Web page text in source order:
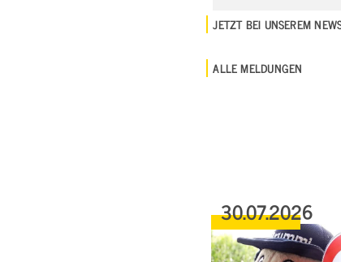
JETZT BEI UNSEREM
ALLE MELDUNGEN
30.07.2026